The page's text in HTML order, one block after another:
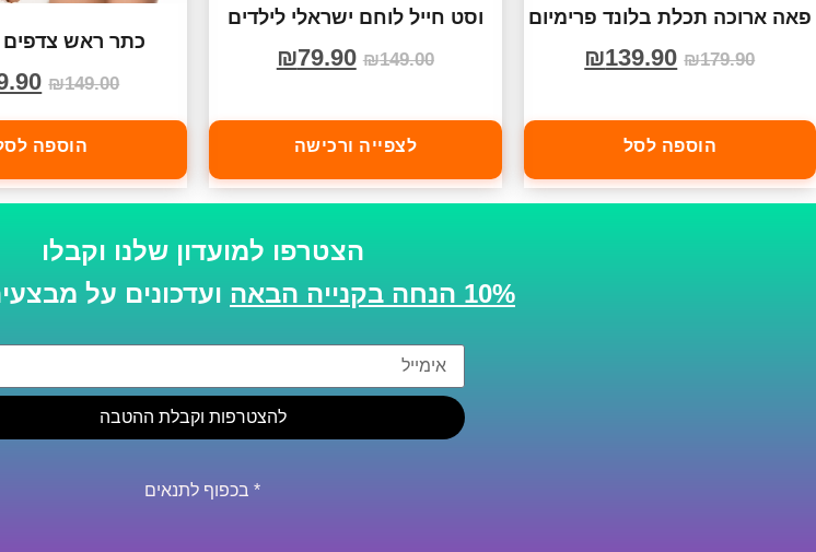
פאה ארוכה תכלת בלונד פרימיום
₪179.90
₪139.90
הוספה לסל
וסט חייל לוחם ישראלי לילדים
₪149.00
₪79.90
לצפייה ורכישה
כתר ראש צדפים
₪149.00
הוספה
הצטרפו למועדון שלנו וקבלו
10% הנחה בקנייה הבאה
ועדכונים על
להצטרפות וקבלת ההטבה
* בכפוף לתנאים